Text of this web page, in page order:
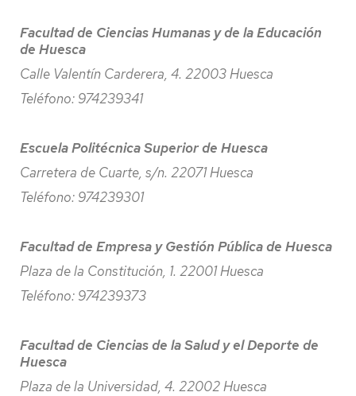
Facultad de Ciencias Humanas y de la Educación
de Huesca
Calle Valentín Carderera, 4. 22003 Huesca
Teléfono: 974239341
Escuela Politécnica Superior de Huesca
Carretera de Cuarte, s/n. 22071 Huesca
Teléfono: 974239301
Facultad de Empresa y Gestión Pública de Huesca
Plaza de la Constitución, 1. 22001 Huesca
Teléfono: 974239373
Facultad de Ciencias de la Salud y el Deporte de
Huesca
Plaza de la Universidad, 4. 22002 Huesca